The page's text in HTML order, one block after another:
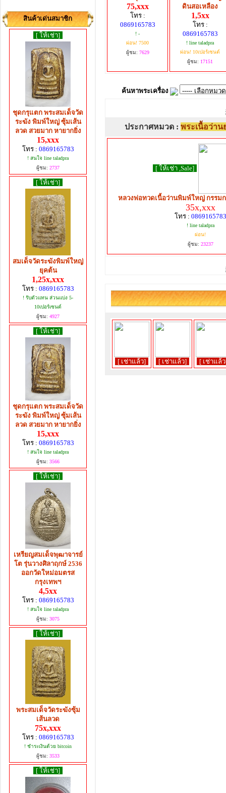
สินค้าเด่นสมาชิก
[ ให้เช่า]
ชุดกรุแตก พระสมเด็จวัด
ระฆัง พิมพ์ใหญ่ ซุ้มเส้น
ลวด สวยมาก หายากยิ่ง
15,xxx
โทร : 0869165783
! สนใจ line taladpra
ผู้ชม: 2737
[ ให้เช่า]
สมเด็จวัดระฆังพิมพ์ใหญ่
ยุคต้น
1,25x,xxx
โทร : 0869165783
! รับตัวแทน ส่วนแบ่ง 5-
10เปอร์เซนต์
ผู้ชม: 4927
[ ให้เช่า]
ชุดกรุแตก พระสมเด็จวัด
ระฆัง พิมพ์ใหญ่ ซุ้มเส้น
ลวด สวยมาก หายากยิ่ง
15,xxx
โทร : 0869165783
! สนใจ line taladpra
ผู้ชม: 3566
[ ให้เช่า]
เหรียญสมเด็จพุฒาจารย์
โต รุ่นวางศิลาฤกษ์ 2536
ออกวัดใหม่อมตรส
กรุงเทพฯ
4,5xx
โทร : 0869165783
! สนใจ line taladpra
ผู้ชม: 3075
[ ให้เช่า]
พระสมเด็จวัดระฆังซุ้ม
เส้นลวด
75x,xxx
โทร : 0869165783
! ชำระเงินด้วย bitcoin
ผู้ชม: 3533
[ ให้เช่า]
75,xxx
โทร :
0869165783
! -
ผ่อน! 7500
ผู้ชม: 7629
ดินสอเหลือง
1,5xx
โทร :
0869165783
! line taladpra
ผ่อน! 10เปอร์เซนต์
ผู้ชม: 17151
ค้นหาพระเครื่อง
ประกาศหมวด : พระเนื้อว่า
[ ให้เช่า ,Sale]
หลวงพ่อทวดเนื้อว่านพิมพ์ใหญ่ กรรม
35x,xxx
โทร : 0869165783
! line taladpra
ผ่อน!
ผู้ชม: 23237
[ เช่าแล้ว] [ เช่าแล้ว] [ เช่าแล้